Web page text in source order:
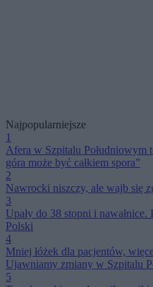
Najpopularniejsze
1
Afera w Szpitalu Południowym
góra może być całkiem spora”
2
Nawrocki niszczy, ale wajb się
3
Upały do 38 stopni i
Polski
4
Mniej łóżek dla pacjentów,
Ujawniamy zmiany w Szpitalu
5